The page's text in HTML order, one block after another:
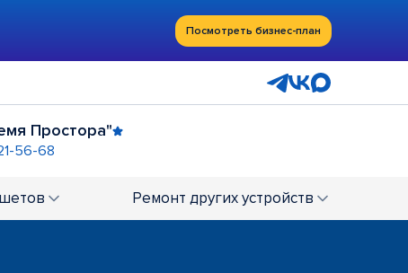
Посмотреть бизнес-план
Простора"
56-68
25 Ремонт других устройств